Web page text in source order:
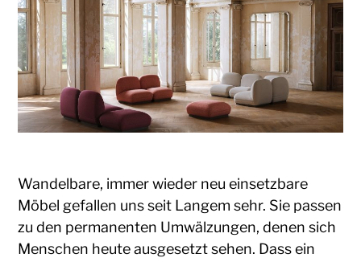
Wandelbare, immer wieder neu einsetzbare
Möbel gefallen uns seit Langem sehr. Sie passen
zu den permanenten Umwälzungen, denen sich
Menschen heute ausgesetzt sehen. Dass ein